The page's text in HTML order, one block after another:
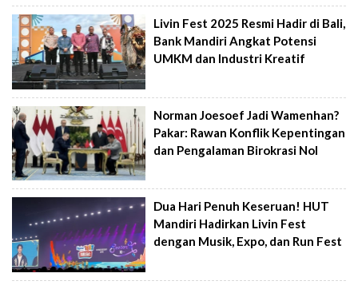
Livin Fest 2025 Resmi Hadir di Bali,
Bank Mandiri Angkat Potensi
UMKM dan Industri Kreatif
Norman Joesoef Jadi Wamenhan?
Pakar: Rawan Konflik Kepentingan
dan Pengalaman Birokrasi Nol
Dua Hari Penuh Keseruan! HUT
Mandiri Hadirkan Livin Fest
dengan Musik, Expo, dan Run Fest